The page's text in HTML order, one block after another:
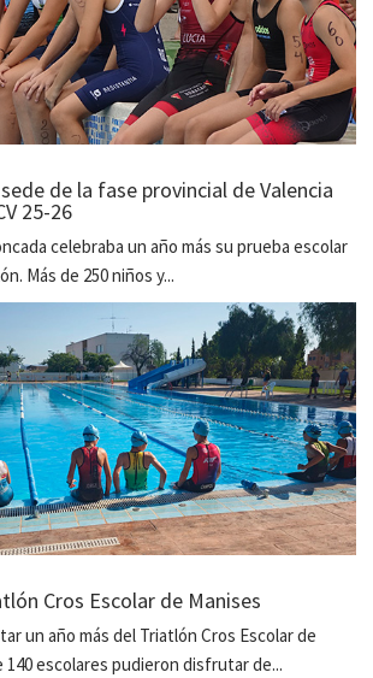
de la fase provincial de Valencia
25-26
celebraba un año más su prueba escolar
Más de 250 niños y...
Cros Escolar de Manises
un año más del Triatlón Cros Escolar de
140 escolares pudieron disfrutar de...